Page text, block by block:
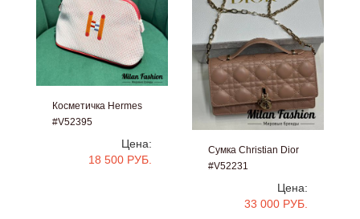
Косметичка Hermes
#V52395
Цена:
18 500 РУБ.
Сумка Christian Dior
#V52231
Цена:
33 000 РУБ.